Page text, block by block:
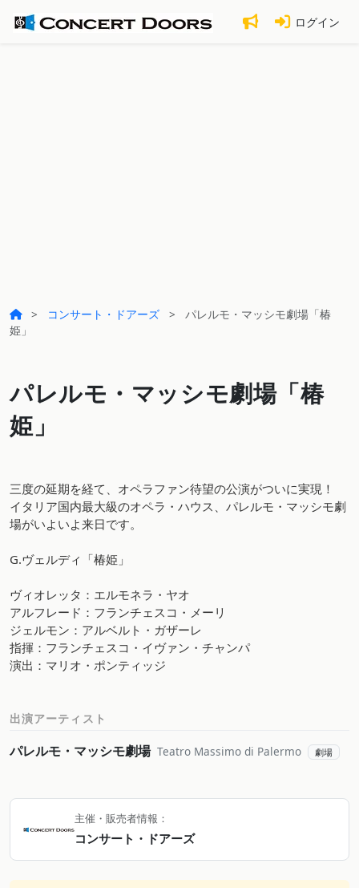
ログイン
コンサート・ドアーズ
パレルモ・マッシモ劇場「椿
姫」
パレルモ・マッシモ劇場「椿
姫」
三度の延期を経て、オペラファン待望の公演がついに実現！
イタリア国内最大級のオペラ・ハウス、パレルモ・マッシモ劇
場がいよいよ来日です。
G.ヴェルディ「椿姫」
ヴィオレッタ：エルモネラ・ヤオ
アルフレード：フランチェスコ・メーリ
ジェルモン：アルベルト・ガザーレ
指揮：フランチェスコ・イヴァン・チャンパ
演出：マリオ・ポンティッジ
出演アーティスト
パレルモ・マッシモ劇場 Teatro Massimo di Palermo 劇場
主催・販売者情報：
コンサート・ドアーズ